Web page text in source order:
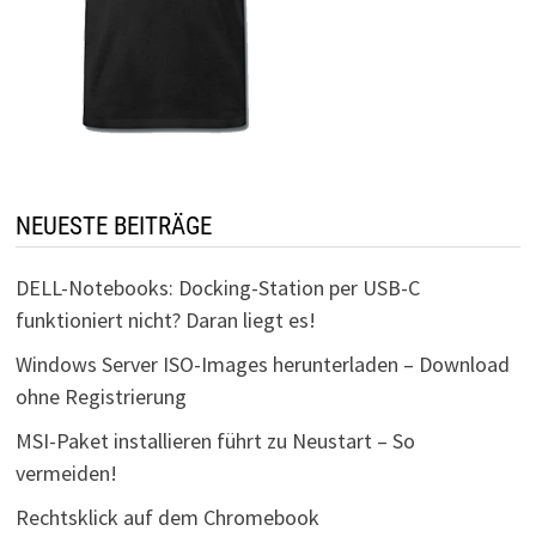
NEUESTE BEITRÄGE
DELL-Notebooks: Docking-Station per USB-C
funktioniert nicht? Daran liegt es!
Windows Server ISO-Images herunterladen – Download
ohne Registrierung
MSI-Paket installieren führt zu Neustart – So
vermeiden!
Rechtsklick auf dem Chromebook